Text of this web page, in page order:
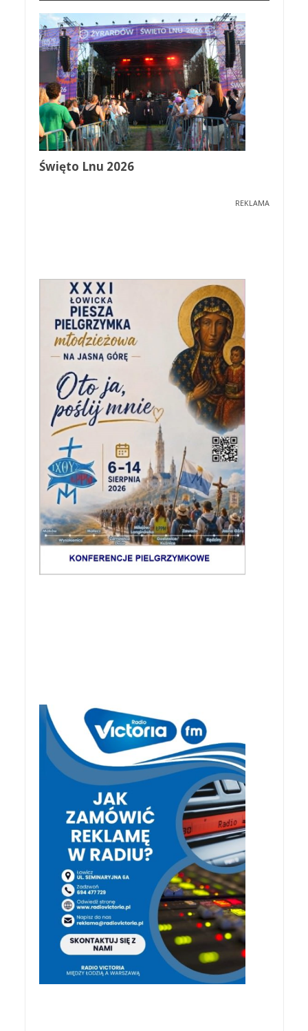
Święto Lnu 2026
REKLAMA